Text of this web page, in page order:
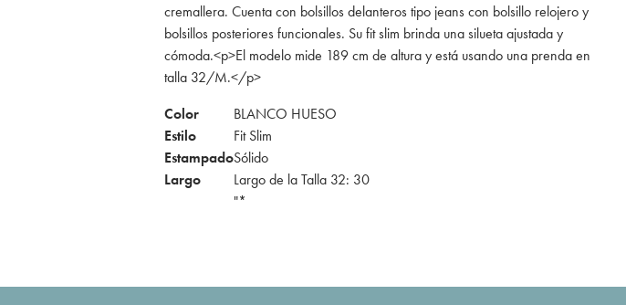
cremallera. Cuenta con bolsillos delanteros tipo jeans con bolsillo relojero y
bolsillos posteriores funcionales. Su fit slim brinda una silueta ajustada y
cómoda.<p>El modelo mide 189 cm de altura y está usando una prenda en
talla 32/M.</p>
Color
BLANCO HUESO
Estilo
Fit Slim
EstampadoSólido
Largo
Largo de la Talla 32: 30
"*